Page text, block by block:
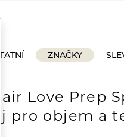
ZNAČKY
Love Prep
pro objem a